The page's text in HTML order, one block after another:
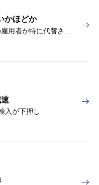
かほどか
入が下押し